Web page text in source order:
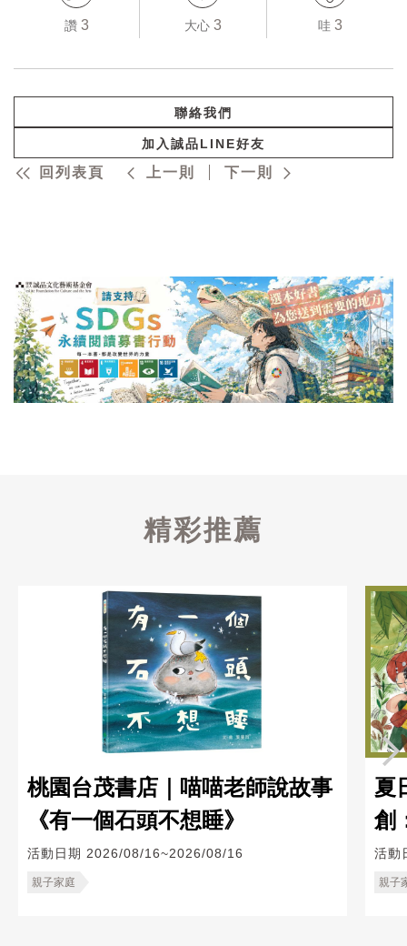
讚 3 大心 3 哇 3
聯絡我們
加入誠品LINE好友
回列表頁 上一則 下一則
精彩推薦
桃園台茂書店｜喵喵老師說故事
《有一個石頭不想睡》
活動日期 2026/08/16~2026/08/16
親子家庭
夏
創
活動
親子